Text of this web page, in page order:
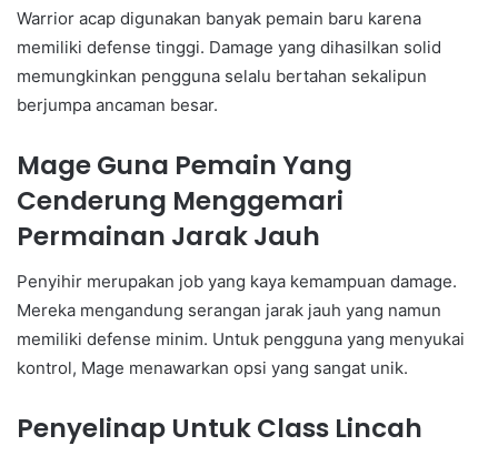
Warrior acap digunakan banyak pemain baru karena
memiliki defense tinggi. Damage yang dihasilkan solid
memungkinkan pengguna selalu bertahan sekalipun
berjumpa ancaman besar.
Mage Guna Pemain Yang
Cenderung Menggemari
Permainan Jarak Jauh
Penyihir merupakan job yang kaya kemampuan damage.
Mereka mengandung serangan jarak jauh yang namun
memiliki defense minim. Untuk pengguna yang menyukai
kontrol, Mage menawarkan opsi yang sangat unik.
Penyelinap Untuk Class Lincah